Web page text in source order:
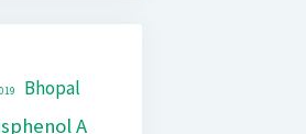
Bhopal
A